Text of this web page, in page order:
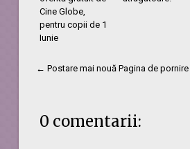
Cine Globe,
pentru copii de 1
Iunie
← Postare mai nouă Pagina de pornire
0 comentarii: